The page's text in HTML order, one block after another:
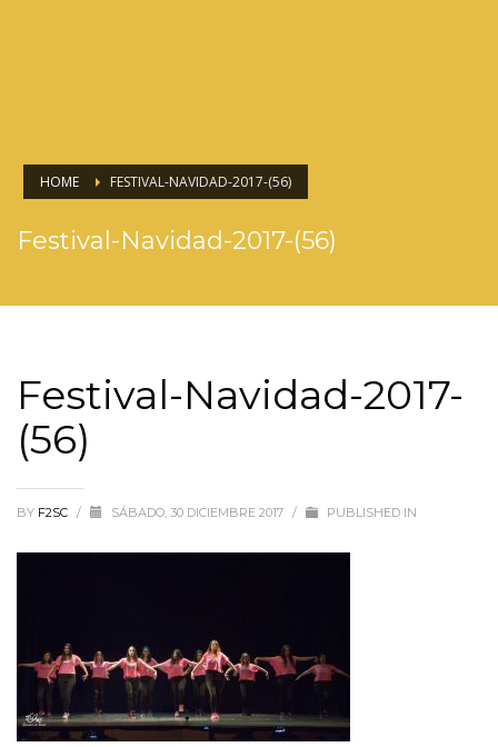
HOME FESTIVAL-NAVIDAD-2017-(56)
Festival-Navidad-2017-(56)
Festival-Navidad-2017-
(56)
BY F2SC / SÁBADO, 30 DICIEMBRE 2017 / PUBLISHED IN